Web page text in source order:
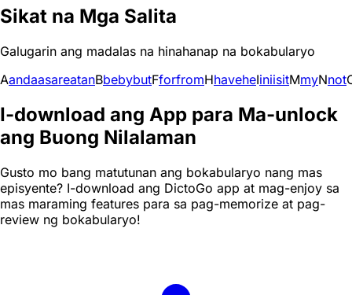
Sikat na Mga Salita
Galugarin ang madalas na hinahanap na bokabularyo
AandaasareatanBbebybutFforfromHhaveheIiniisitMmyNnot
I-download ang App para Ma-unlock
ang Buong Nilalaman
Gusto mo bang matutunan ang bokabularyo nang mas
episyente? I-download ang DictoGo app at mag-enjoy sa
mas maraming features para sa pag-memorize at pag-
review ng bokabularyo!